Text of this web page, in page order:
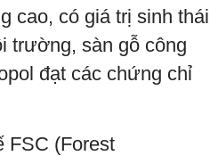
cao, có giá trị sinh thái
trường, sàn gỗ công
đạt các chứng chỉ
FSC (Forest